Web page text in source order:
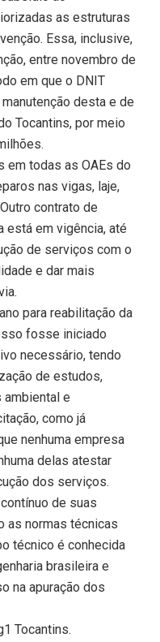
as estruturas
Essa, inclusive,
entre novembro de
em que o DNIT
desta e de
Tocantins, por meio
em todas as OAEs do
nas vigas, laje,
contrato de
está em vigência, até
de serviços com o
e dar mais
para reabilitação da
fosse iniciado
necessário, tendo
de estudos,
ambiental e
como já
nenhuma empresa
delas atestar
dos serviços.
de suas
as normas técnicas
técnico é conhecida
brasileira e
na apuração dos
Tocantins.